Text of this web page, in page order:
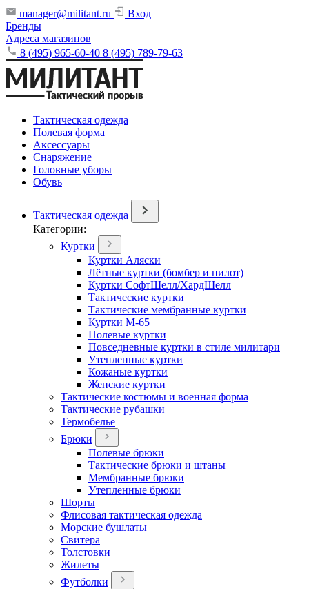
manager@militant.ru
Вход
Бренды
Адреса магазинов
8 (495) 965-60-40 8 (495) 789-79-63
Тактическая одежда
Полевая форма
Аксессуары
Снаряжение
Головные уборы
Обувь
Тактическая одежда
Категории:
Куртки
Куртки Аляски
Лётные куртки (бомбер и пилот)
Куртки СофтШелл/ХардШелл
Тактические куртки
Тактические мембранные куртки
Куртки М-65
Полевые куртки
Повседневные куртки в стиле милитари
Утепленные куртки
Кожаные куртки
Женские куртки
Тактические костюмы и военная форма
Тактические рубашки
Термобелье
Брюки
Полевые брюки
Тактические брюки и штаны
Мембранные брюки
Утепленные брюки
Шорты
Флисовая тактическая одежда
Морские бушлаты
Свитера
Толстовки
Жилеты
Футболки